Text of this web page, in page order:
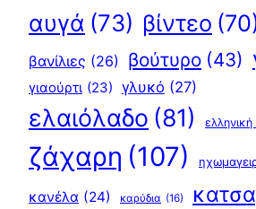
αυγά (73) βίντεο
βανίλιες (26) βούτυρο (43)
γιαούρτι (23) γλυκό (27)
ελαιόλαδο (81) ελληνική
ζάχαρη (107)
κανέλα (24) καρύδια (16)